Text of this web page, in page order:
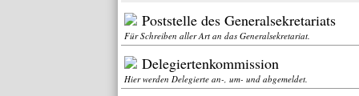
Poststelle des Generalsekretariats
Für Schreiben aller Art an das Generalsekretariat.
Delegiertenkommission
Hier werden Delegierte an-, um- und abgemeldet.